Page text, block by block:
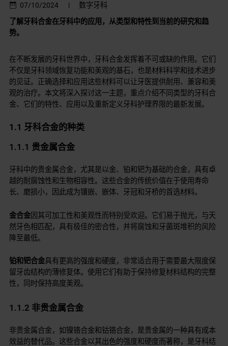
07/10/2024 |
数字牙科
了解牙科合金在牙科中的应用，从类型和特性到当前的研究和趋
势。
在不断发展的牙科世界中，牙科合金发挥着不可或缺的作用。它们
不仅是牙科领域恢复功能和美观的基石，也是材料科学和技术进步
的见证。正确选择和应用这些材料可以让牙医提供耐用、兼容和美
观的治疗。本文将深入探讨这一主题，重点介绍不同类型的牙科合
金、它们的特性、应用以及重新定义牙科护理界限的最新发展。
1.1 牙科合金的种类
1.1.1 贵金属合金
牙科中的贵金属合金，尤其是以金、铂和钯为基础的合金，具有卓
越的耐腐蚀性和生物相容性。这些合金的传统价值在于使用寿命
长、磨损小，因此成为镶嵌、嵌体、牙冠和牙桥的首选材料。
金合金因其可加工性和美观性而特别受欢迎。它们易于抛光，与天
然牙色相匹配，具有极佳的密合性，并将腐蚀和牙菌斑堆积的风险
降至最低。
铂和钯合金具有更高的强度和硬度，非常适合用于需要最大限度保
留牙齿结构的薄修复体。使用它们有助于保持修复材料结构的完整
性，同时保持高度美观。
1.1.2 非贵金属合金
非贵金属合金，如镍铬合金和钴铬合金，是贵金属的一种具有成本
效益的替代品。这些合金以其出色的强度和硬度而著称，是牙科结